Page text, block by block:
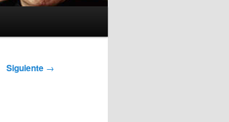
Siguiente →